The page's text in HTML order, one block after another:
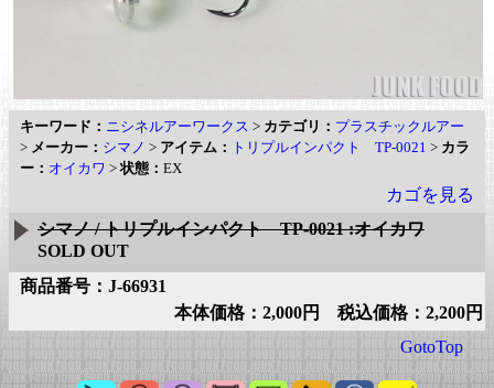
キーワード： ニシネルアーワークス > カテゴリ： プラスチックルアー
> メーカー： シマノ > アイテム： トリプルインパクト TP-0021 > カラ
ー： オイカワ >状態： EX
カゴを見る
シマノ / トリプルインパクト TP-0021 :オイカワ
SOLD OUT
商品番号：J-66931
本体価格：2,000円 税込価格：2,200円
GotoTop